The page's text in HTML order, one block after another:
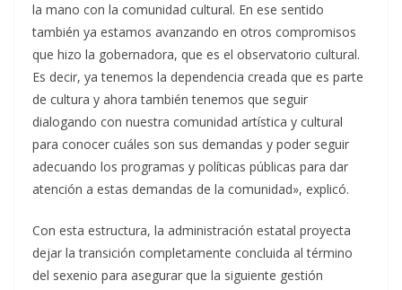
la mano con la comunidad cultural. En ese sentido
también ya estamos avanzando en otros compromisos
que hizo la gobernadora, que es el observatorio cultural.
Es decir, ya tenemos la dependencia creada que es parte
de cultura y ahora también tenemos que seguir
dialogando con nuestra comunidad artística y cultural
para conocer cuáles son sus demandas y poder seguir
adecuando los programas y políticas públicas para dar
atención a estas demandas de la comunidad», explicó.
Con esta estructura, la administración estatal proyecta
dejar la transición completamente concluida al término
del sexenio para asegurar que la siguiente gestión